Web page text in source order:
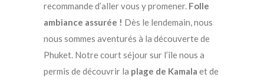
recommande d’aller vous y promener. Folle
ambiance assurée ! Dès le lendemain, nous
nous sommes aventurés à la découverte de
Phuket. Notre court séjour sur l’île nous a
permis de découvrir la plage de Kamala et de